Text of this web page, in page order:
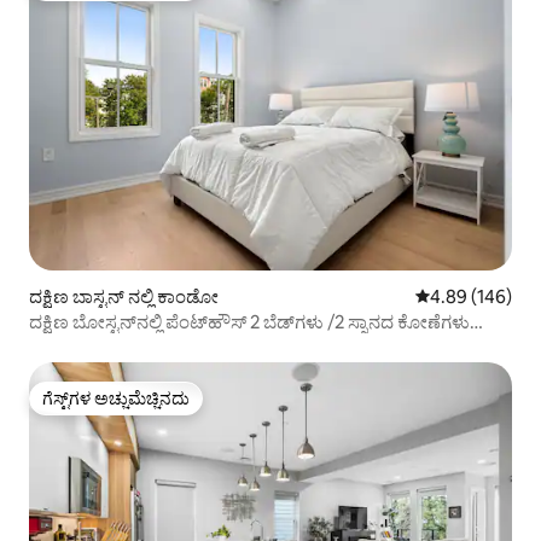
ದಕ್ಷಿಣ ಬಾಸ್ಟನ್ ನಲ್ಲಿ ಕಾಂಡೋ 5 ರಲ್ಲಿ 4.89
4.89 (146)
ದಕ್ಷಿಣ ಬೋಸ್ಟನ್‌ನಲ್ಲಿ ಪೆಂಟ್‌ಹೌಸ್ 2 ಬೆಡ್‌ಗಳು /2 ಸ್ನಾನದ ಕೋಣೆಗಳು
ಗೆಸ್ಟ್‌ಗಳ ಅಚ್ಚುಮೆಚ್ಚಿನದು
ಗೆಸ್ಟ್‌ಗಳ ಅಚ್ಚುಮೆಚ್ಚಿನದು